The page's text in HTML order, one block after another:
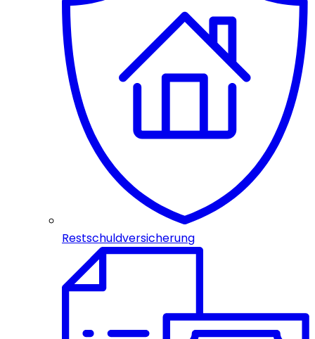
Restschuldversicherung